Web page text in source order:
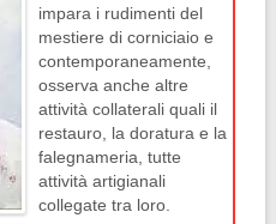
impara i rudimenti del
mestiere di corniciaio e
contemporaneamente,
osserva anche altre
attività collaterali quali il
restauro, la doratura e la
falegnameria, tutte
attività artigianali
collegate tra loro.